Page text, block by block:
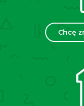
Chcę
35